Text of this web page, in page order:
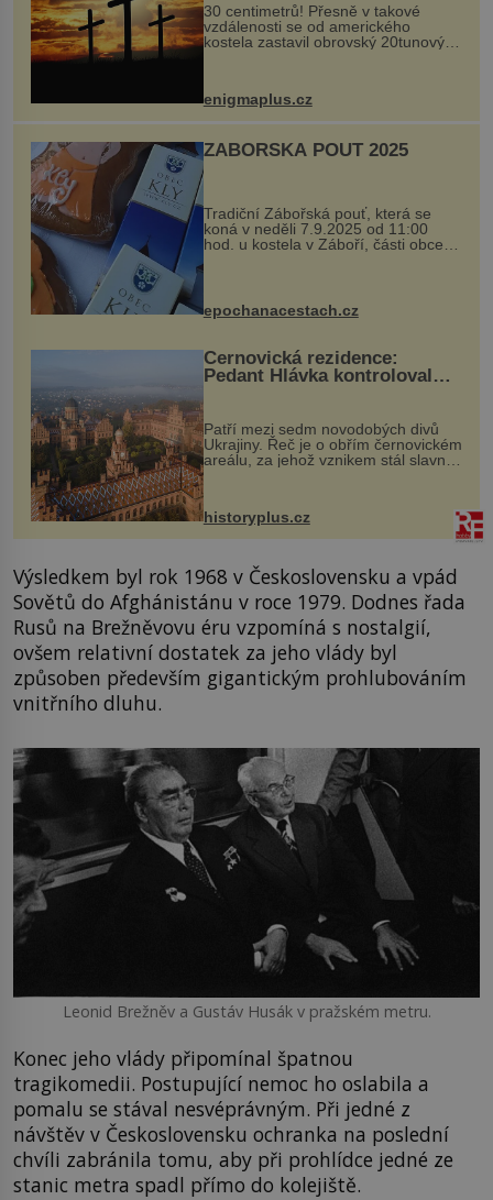
30 centimetrů! Přesně v takové
vzdálenosti se od amerického
kostela zastavil obrovský 20tunový
...
enigmaplus.cz
ZÁBOŘSKÁ POUŤ 2025
Tradiční Zábořská pouť, která se
koná v neděli 7.9.2025 od 11:00
hod. u kostela v Záboří, části obce
Kly u Mělníka. V programu naleznete
komentovanou prohlídku kostela,
epochanacestach.cz
Černovická rezidence:
Pedant Hlávka kontroloval
Patří mezi sedm novodobých divů
Ukrajiny. Řeč je o obřím černovickém
areálu, za jehož vznikem stál slavný
český architekt Josef Hlávka. Ten si
na něm dal mimořádně záležet. Jeho
stavební plány by při ...
historyplus.cz
Výsledkem byl rok 1968 v Československu a vpád
Sovětů do Afghánistánu v roce 1979. Dodnes řada
Rusů na Brežněvovu éru vzpomíná s nostalgií,
ovšem relativní dostatek za jeho vlády byl
způsoben především gigantickým prohlubováním
vnitřního dluhu.
Leonid Brežněv a Gustáv Husák v pražském metru.
Konec jeho vlády připomínal špatnou
tragikomedii. Postupující nemoc ho oslabila a
pomalu se stával nesvéprávným. Při jedné z
návštěv v Československu ochranka na poslední
chvíli zabránila tomu, aby při prohlídce jedné ze
stanic metra spadl přímo do kolejiště.